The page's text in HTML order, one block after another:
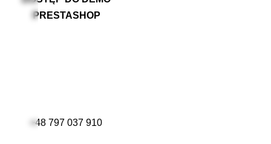
PRESTASHOP
+48 797 037 910